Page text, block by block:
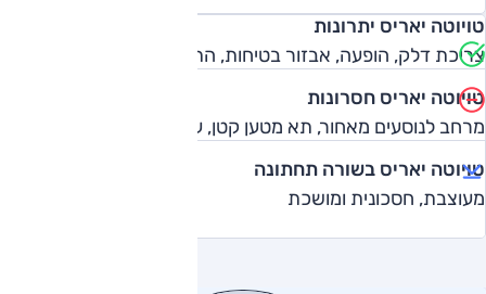
טויוטה יאריס יתרונות
צריכת דלק, הופעה, אבזור בטיחות, התנהגות כביש
טויוטה יאריס חסרונות
מרחב לנוסעים מאחור, תא מטען קטן, עידון יחידת הנעה
טויוטה יאריס בשורה תחתונה
מעוצבת, חסכונית ומושכת